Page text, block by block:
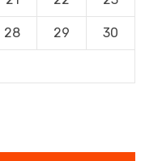
28 29 30